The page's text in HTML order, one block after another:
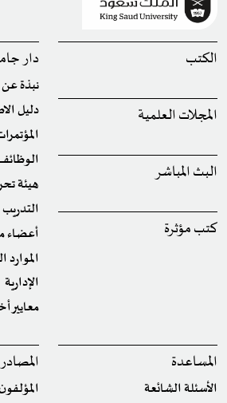
الكتب
المجلات العلمية
البث المباشر
كتب مؤثرة
دار
نبذة عن
دليل
هيئة
التدريب
أعضاء
الإدارية
معايير
المساعدة
الأسئلة الشائعة
المصادر